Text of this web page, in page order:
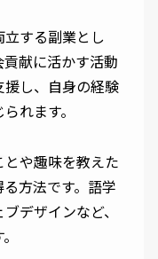
立する副業とし
献に活かす活動
援し、自身の経験
れます。
や趣味を教えた
方法です。語学
デザインなど、